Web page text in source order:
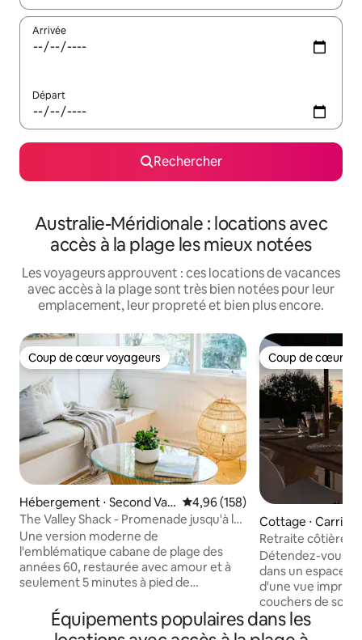
Arrivée
Départ
Rechercher
Australie-Méridionale : locations avec
accès à la plage les mieux notées
Les voyageurs approuvent : ces locations de vacances
avec accès à la plage sont très bien notées pour leur
emplacement, leur propreté et bien plus encore.
Coup de cœur voyageurs
Coup de cœur voyageurs
Hébergement ⋅ Second Vall
ey
Évaluation moyenne sur la
4,96 (158)
The Valley Shack - Promenade jusqu'à la
plage de Second Valley
Une version moderne de
l'emblématique cabane de plage des
années 60, restaurée avec amour et à
seulement 5 minutes à pied de
Second Valley. Cet espace de
2 chambres, élégamment rénové et
Coup de cœur
Coup de cœur
Cottage ⋅
Retraite côtière
la mer, Currolga
Détendez-vous
dans un espace
d'une vue
couchers de
ciel étoilé incroyable. Airbnb
hors réseau Profitez d'un paysage rural,
Équipements populaires dans les